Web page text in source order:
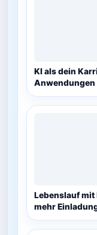
KI als dein
Anwendungen
Lebenslauf mit
mehr